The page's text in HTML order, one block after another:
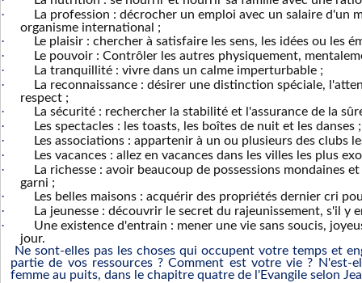
·
La profession : décrocher un emploi avec un salaire d'un
organisme international ;
· Le plaisir : chercher à satisfaire les sens, les idées ou les
· Le pouvoir : Contrôler les autres physiquement,
· La tranquillité : vivre dans un calme imperturbable ;
·
La reconnaissance : désirer une distinction spéciale,
respect ;
· La sécurité : rechercher la stabilité et l'assurance de la
· Les spectacles : les toasts, les boîtes de nuit et les danses ;
· Les associations : appartenir à un ou plusieurs des clubs
· Les vacances : allez en vacances dans les villes les plus
·
La richesse : avoir beaucoup de possessions mondaines
garni ;
· Les belles maisons : acquérir des propriétés dernier cri
· La jeunesse : découvrir le secret du rajeunissement, s'il y
·
Une existence d'entrain : mener une vie sans soucis,
jour.
Ne sont-elles pas les choses qui occupent votre temps et
partie de vos ressources ? Comment est votre vie ? N'est-
femme au puits, dans le chapitre quatre de l'Evangile selon